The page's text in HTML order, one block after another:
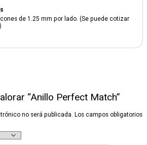
de 1.25 mm por lado. (Se puede cotizar
“Anillo Perfect Match”
no será publicada. Los campos obligatorios